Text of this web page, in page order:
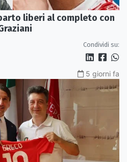
liberi al completo con
Condividi su:
5 giorni fa